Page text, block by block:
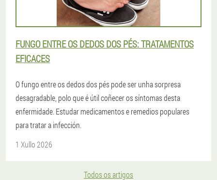
FUNGO ENTRE OS DEDOS DOS PÉS: TRATAMENTOS
EFICACES
O fungo entre os dedos dos pés pode ser unha sorpresa
desagradable, polo que é útil coñecer os síntomas desta
enfermidade. Estudar medicamentos e remedios populares
para tratar a infección.
1 Xullo 2026
Todos os artigos